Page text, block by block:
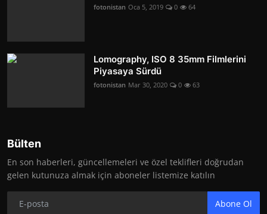
fotonistan Oca 5, 2019 0 64
Lomography, ISO 8 35mm Filmlerini
Piyasaya Sürdü
fotonistan Mar 30, 2020 0 63
Bülten
En son haberleri, güncellemeleri ve özel teklifleri doğrudan
gelen kutunuza almak için aboneler listemize katılın
Abone Ol